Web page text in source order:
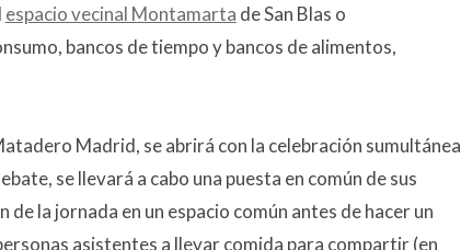
espacio vecinal Montamarta de San Blas o
bancos de tiempo y bancos de alimentos,
Madrid, se abrirá con la celebración sumultánea
se llevará a cabo una puesta en común de sus
la jornada en un espacio común antes de hacer un
asistentes a llevar comida para compartir (en